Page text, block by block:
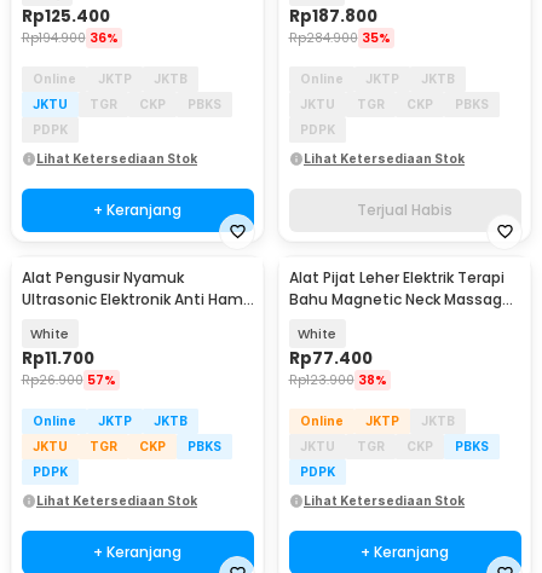
Rp125.400
Rp194.900 36%
Online JKTP
JKTB
JKTU
TGR CKP
PBKS
PDPK
Lihat Ketersediaan Stok
+ Keranjang
Rp187.800
Rp284.900 35%
Online JKTP
JKTB
JKTU
TGR CKP
PBKS
PDPK
Lihat Ketersediaan Stok
Terjual Habis
Alat Pengusir Nyamuk
Ultrasonic Elektronik Anti Hama
White
Rp11.700
Rp26.900 57%
Online JKTP
JKTB
JKTU
TGR CKP
PBKS
PDPK
Lihat Ketersediaan Stok
+ Keranjang
Alat Pijat Leher Elektrik Terapi
Bahu Magnetic Neck Massager
White
Rp77.400
Rp123.900 38%
Online JKTP
JKTB
JKTU
TGR CKP
PBKS
PDPK
Lihat Ketersediaan Stok
+ Keranjang